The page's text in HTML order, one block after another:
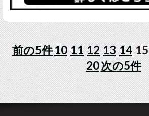
前の5件10 11 12 13 14 15
20次の5件